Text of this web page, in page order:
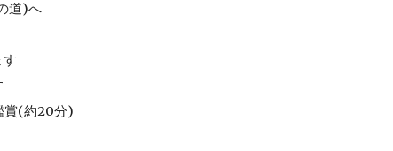
道)へ
す
賞(約20分)